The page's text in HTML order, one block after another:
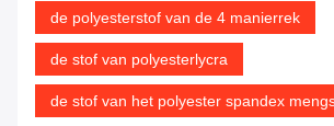
de polyesterstof van de 4 manierrek
de stof van polyesterlycra
de stof van het polyester spandex